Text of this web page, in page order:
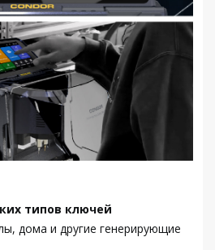
типов ключей
дома и другие генерирующие